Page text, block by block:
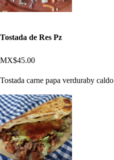
Tostada de Res Pz
MX$45.00
Tostada carne papa verduraby caldo